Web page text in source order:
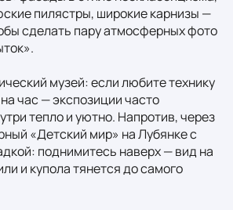
пилястры, широкие карнизы —
сделать пару атмосферных фото
музей: если любите технику
час — экспозиции часто
тепло и уютно. Напротив, через
«Детский мир» на Лубянке с
поднимитесь наверх — вид на
и купола тянется до самого